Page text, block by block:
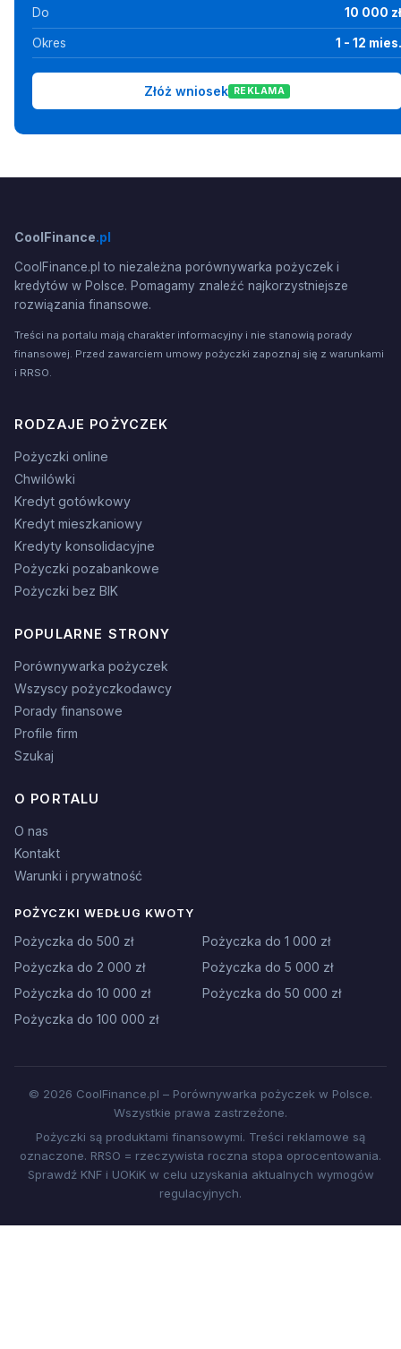
Do 10 000 zł
Okres 1 - 12 mies.
Złóż wniosek REKLAMA
CoolFinance.pl
CoolFinance.pl to niezależna porównywarka pożyczek i
kredytów w Polsce. Pomagamy znaleźć najkorzystniejsze
rozwiązania finansowe.
Treści na portalu mają charakter informacyjny i nie stanowią porady
finansowej. Przed zawarciem umowy pożyczki zapoznaj się z warunkami
i RRSO.
RODZAJE POŻYCZEK
Pożyczki online
Chwilówki
Kredyt gotówkowy
Kredyt mieszkaniowy
Kredyty konsolidacyjne
Pożyczki pozabankowe
Pożyczki bez BIK
POPULARNE STRONY
Porównywarka pożyczek
Wszyscy pożyczkodawcy
Porady finansowe
Profile firm
Szukaj
O PORTALU
O nas
Kontakt
Warunki i prywatność
POŻYCZKI WEDŁUG KWOTY
Pożyczka do 500 zł
Pożyczka do 1 000 zł
Pożyczka do 2 000 zł
Pożyczka do 5 000 zł
Pożyczka do 10 000 zł
Pożyczka do 50 000 zł
Pożyczka do 100 000 zł
© 2026 CoolFinance.pl – Porównywarka pożyczek w Polsce.
Wszystkie prawa zastrzeżone.
Pożyczki są produktami finansowymi. Treści reklamowe są
oznaczone. RRSO = rzeczywista roczna stopa oprocentowania.
Sprawdź KNF i UOKiK w celu uzyskania aktualnych wymogów
regulacyjnych.